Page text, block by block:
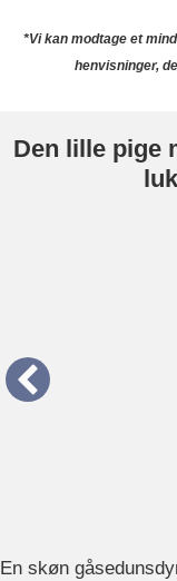
*Vi kan modtage et
henvisninger,
Den lille pige
En skøn